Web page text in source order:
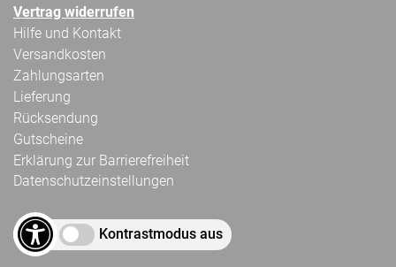
Vertrag widerrufen
Hilfe und Kontakt
Versandkosten
Zahlungsarten
Lieferung
Rücksendung
Gutscheine
Erklärung zur Barrierefreiheit
Datenschutzeinstellungen
Kontrastmodus aus